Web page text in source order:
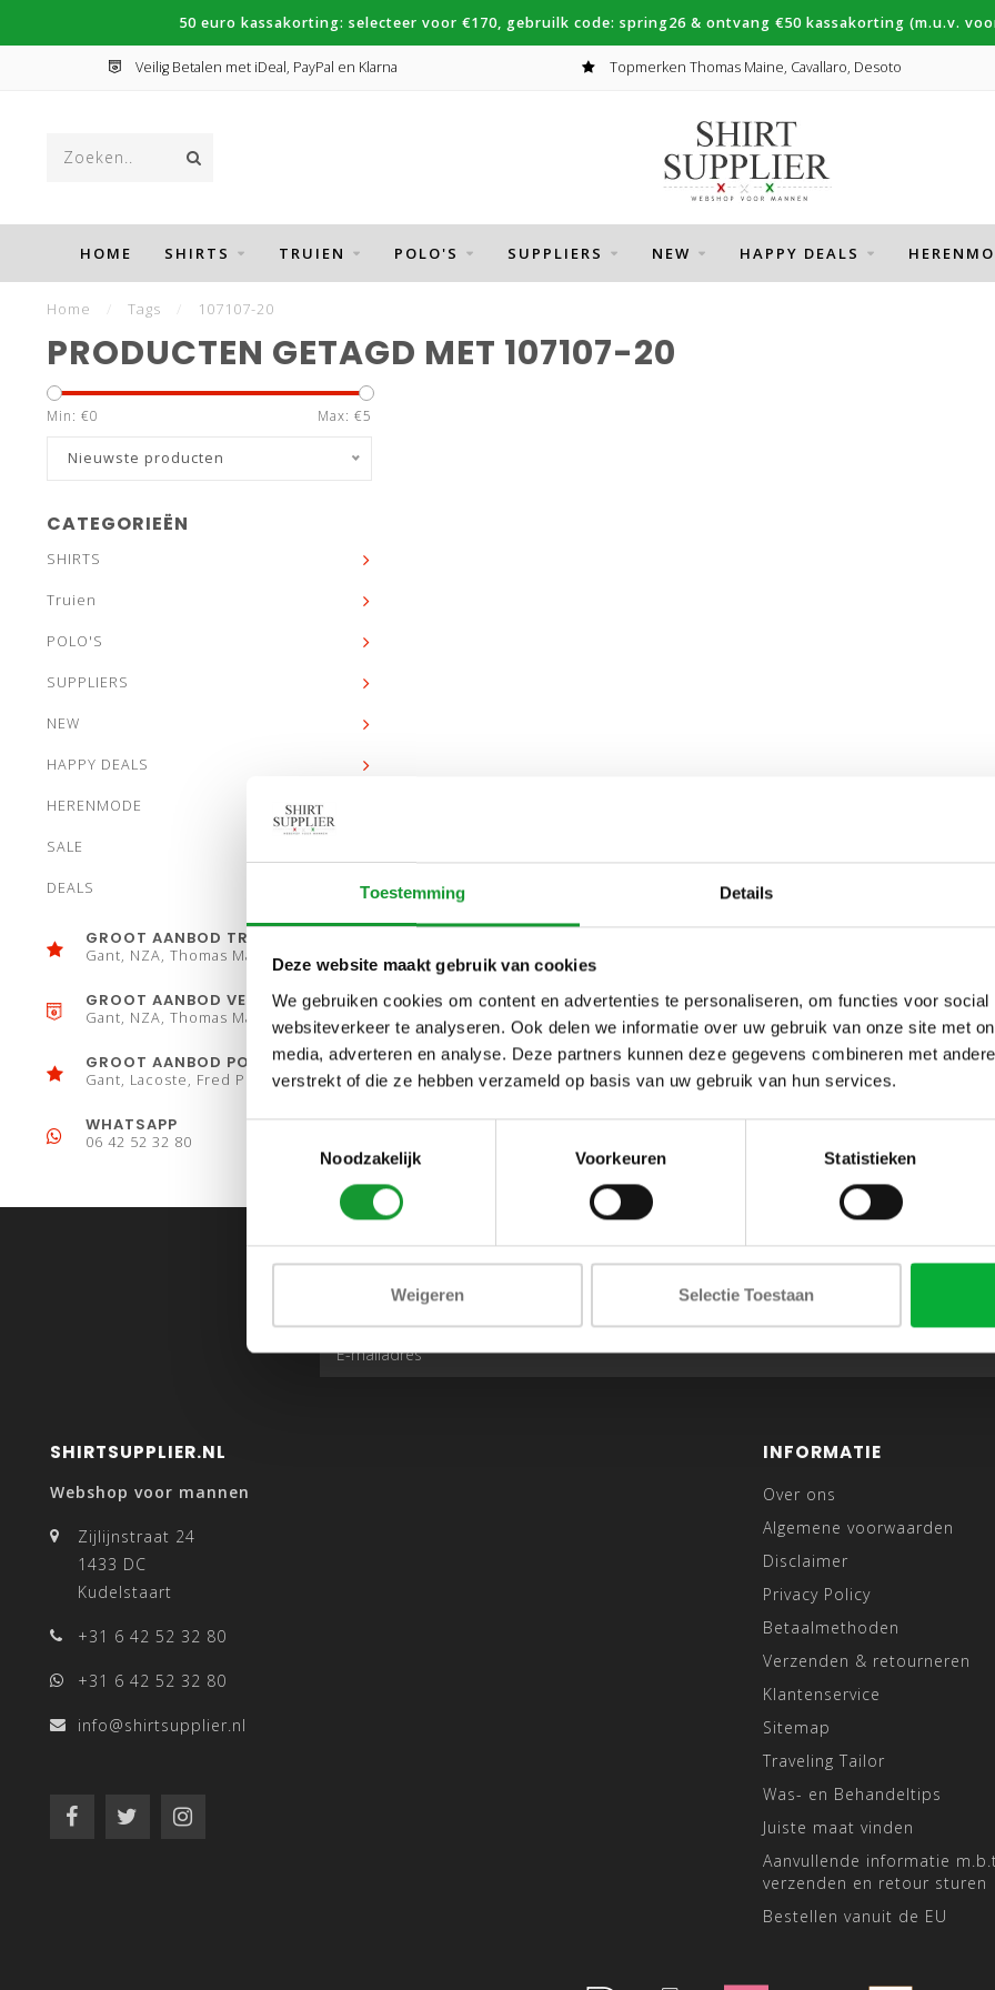
Toestemming Details
Deze website maakt gebruik van cookies
We gebruiken cookies om content en advertenties te personaliseren, om functies voor
websiteverkeer te analyseren. Ook delen we informatie over uw gebruik van onze site met
media, adverteren en analyse. Deze partners kunnen deze gegevens combineren met
verstrekt of die ze hebben verzameld op basis van uw gebruik van hun services.
Noodzakelijk
Voorkeuren Statistieken
Weigeren Selectie Toestaan
50 euro kassakorting: selecteer voor €170, gebruilk code: spring26 & ontvang €50 kassakorting (m.u.v.
Veilig Betalen met iDeal, PayPal en Klarna Topmerken Thomas Maine, Cavallaro, Desoto
HOME SHIRTS TRUIEN POLO'S SUPPLIERS NEW HAPPY DEALS
Home Tags 107107-20
PRODUCTEN GETAGD MET 107107-20
Min: €0 Max: €5
Nieuwste producten
CATEGORIEËN
SHIRTS
Truien
POLO'S
SUPPLIERS
NEW
HAPPY DEALS
HERENMODE
SALE
DEALS
GROOT AANBOD TRUIEN
Gant, NZA, Thomas Maine
GROOT AANBOD VESTEN
Gant, NZA, Thomas Maine
GROOT AANBOD POLO´S
Gant, Lacoste, Fred Perry
WHATSAPP
06 42 52 32 80
SHIRTSUPPLIER.NL
Webshop voor mannen
Zijlijnstraat 24
1433 DC
Kudelstaart
+31 6 42 52 32 80
+31 6 42 52 32 80
info@shirtsupplier.nl
INFORMATIE
Over ons
Algemene voorwaarden
Disclaimer
Privacy Policy
Betaalmethoden
Verzenden & retourneren
Klantenservice
Sitemap
Traveling Tailor
Was- en Behandeltips
Juiste maat vinden
Aanvullende informatie
verzenden en retour sturen
Bestellen vanuit de EU